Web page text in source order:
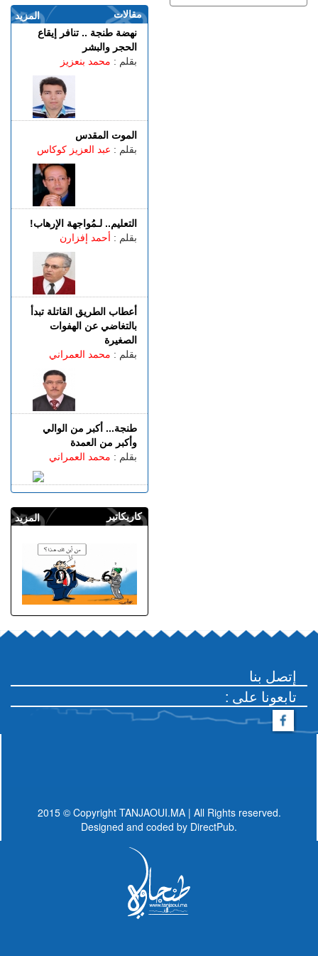
المزيد
مقالات
نهضة طنجة .. تنافر إيقاع
الحجر والبشر
بقلم : محمد بنعزيز
الموت المقدس
بقلم : عبد العزيز كوكاس
التعليم.. لـمُواجهة الإرهاب!
بقلم : أحمد إفزارن
أعطاب الطريق القاتلة تبدأ
بالتغاضي عن الهفوات
الصغيرة
بقلم : محمد العمراني
طنجة... أكبر من الوالي
وأكبر من العمدة
بقلم : محمد العمراني
المزيد كاريكاتير
إتصل بنا
: تابعونا على
2015 © Copyright TANJAOUI.MA | All Rights reserved.
Designed and coded by DirectPub.